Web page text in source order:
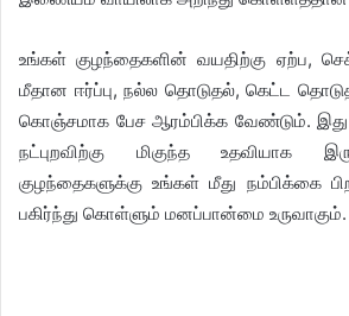
உங்கள் குழந்தைகளின் வயதிற்கு ஏற்ப,
மீதான ஈர்ப்பு, நல்ல தொடுதல், கெட்ட
கொஞ்சமாக பேச ஆரம்பிக்க வேண்டும்.
நட்புறவிற்கு மிகுந்த உதவியாக
குழந்தைகளுக்கு உங்கள் மீது நம்பிக்கை
பகிர்ந்து கொள்ளும் மனப்பான்மை உருவாகும்.